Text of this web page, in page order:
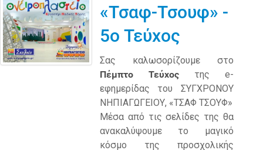
«Τσαφ-Τσουφ» -
5ο Τεύχος
Σας καλωσορίζουμε στο
Πέμπτο Τεύχοςτης e-
εφημερίδας του ΣΥΓΧΡΟΝΟΥ
ΝΗΠΙΑΓΩΓΕΙΟΥ, «ΤΣΑΦ ΤΣΟΥΦ»
Μέσα από τις σελίδες της θα
ανακαλύψουμε το μαγικό
κόσμο της προσχολικής